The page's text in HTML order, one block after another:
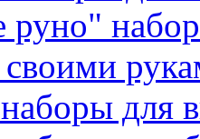
руно"
для